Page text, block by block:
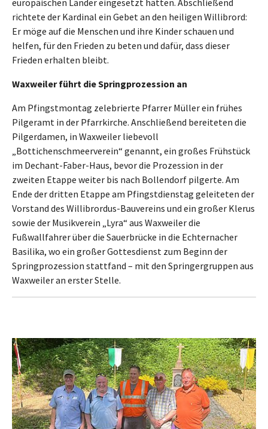
richtete der Kardinal ein Gebet an den heiligen Willibrord:
Er möge auf die Menschen und ihre Kinder schauen und
helfen, für den Frieden zu beten und dafür, dass dieser
Frieden erhalten bleibt.
Waxweiler führt die Springprozession an
Am Pfingstmontag zelebrierte Pfarrer Müller ein frühes
Pilgeramt in der Pfarrkirche. Anschließend bereiteten die
Pilgerdamen, in Waxweiler liebevoll
„Bottichenschmeerverein“ genannt, ein großes Frühstück
im Dechant-Faber-Haus, bevor die Prozession in der
zweiten Etappe weiter bis nach Bollendorf pilgerte. Am
Ende der dritten Etappe am Pfingstdienstag geleiteten der
Vorstand des Willibrordus-Bauvereins und ein großer Klerus
sowie der Musikverein „Lyra“ aus Waxweiler die
Fußwallfahrer über die Sauerbrücke in die Echternacher
Basilika, wo ein großer Gottesdienst zum Beginn der
Springprozession stattfand – mit den Springergruppen aus
Waxweiler an erster Stelle.